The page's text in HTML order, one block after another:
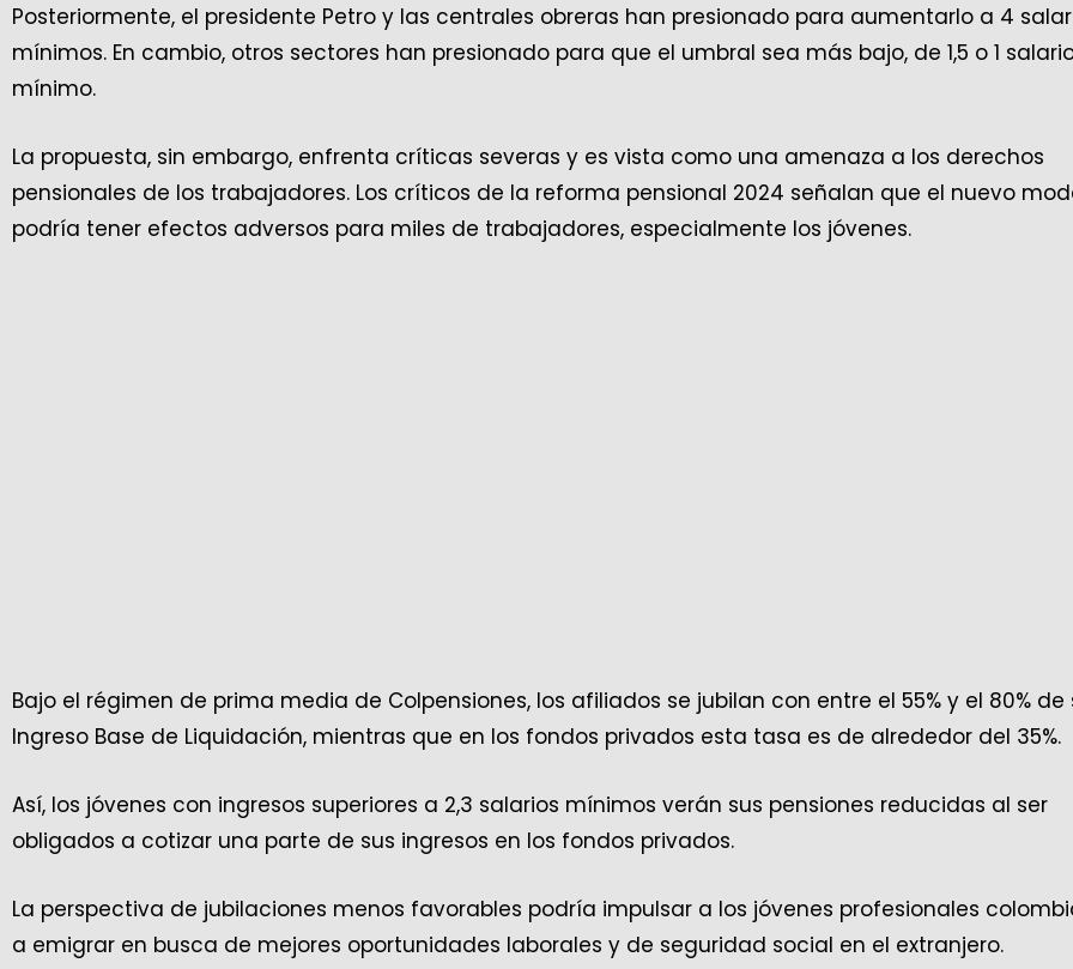
Posteriormente, el presidente Petro y las centrales obreras han presionado para aumentarlo a 4
mínimos. En cambio, otros sectores han presionado para que el umbral sea más bajo, de 1,5 o 1
mínimo.
La propuesta, sin embargo, enfrenta críticas severas y es vista como una amenaza a los derechos
pensionales de los trabajadores. Los críticos de la reforma pensional 2024 señalan que el nuevo
podría tener efectos adversos para miles de trabajadores, especialmente los jóvenes.
Bajo el régimen de prima media de Colpensiones, los afiliados se jubilan con entre el 55% y el 80% de
Ingreso Base de Liquidación, mientras que en los fondos privados esta tasa es de alrededor del 35%.
Así, los jóvenes con ingresos superiores a 2,3 salarios mínimos verán sus pensiones reducidas al ser
obligados a cotizar una parte de sus ingresos en los fondos privados.
La perspectiva de jubilaciones menos favorables podría impulsar a los jóvenes profesionales
a emigrar en busca de mejores oportunidades laborales y de seguridad social en el extranjero.